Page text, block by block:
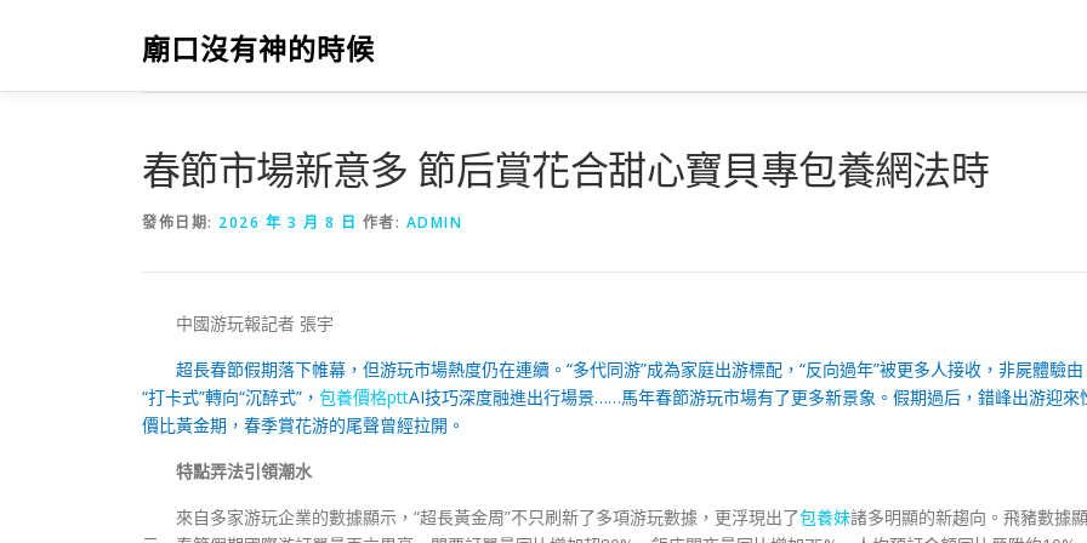
要
廟口沒有神的時候
春節市場新意多 節后賞花合甜心寶貝專包養網法時
發佈日期: 2026 年 3 月 8 日 作者: ADMIN
中國游玩報記者 張宇
超長春節假期落下帷幕，但游玩市場熱度仍在連續。“多代同游”成為家庭出游標配，“反向過年”被更多人接收，非屍體驗由
“打卡式”轉向“沉醉式”， 包養價格pttAI技巧深度融進出行場景……馬年春節游玩市場有了更多新景象。假期過后，錯峰出游迎來
價比黃金期，春季賞花游的尾聲曾經拉開。
特點弄法引領潮水
來自多家游玩企業的數據顯示，“超長黃金周”不只刷新了多項游玩數據，更浮現出了包養妹諸多明顯的新趨向。飛豬數據顯